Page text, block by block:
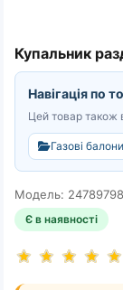
Купальник
Навігація по
Цей товар також
Газові
Модель:
Є в наявності